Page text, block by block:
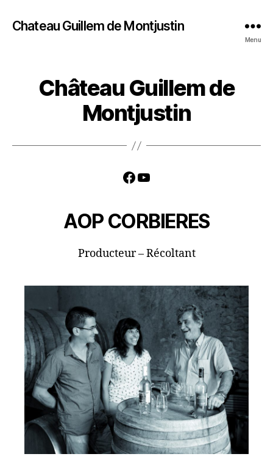
Chateau Guillem de Montjustin
Menu
Château Guillem de
Montjustin
Facebook
YouTube
AOP CORBIERES
Producteur – Récoltant